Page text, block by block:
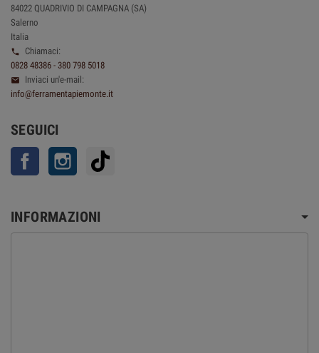
84022 QUADRIVIO DI CAMPAGNA (SA)
Salerno
Italia

Chiamaci:
0828 48386 - 380 798 5018

Inviaci un'e-mail:
info@ferramentapiemonte.it
SEGUICI
Facebook Instagram
INFORMAZIONI